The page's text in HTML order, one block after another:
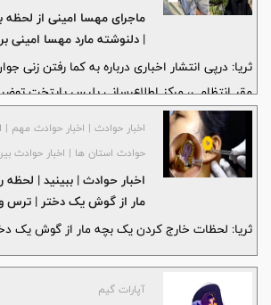
ماجرای مهسا امینی از لحظه
| دلنوشته مارد مهسا
چه گفت؟
ثریا: درپی انتشار اخباری درباره به کما رفتن زنی
مقر انتظامی، مرکز اطلاع‌رسانی پلیس پایتخت
خصوص ارائه کرد.
اخبار حوادث | اخبار حوادث مهم |
حوادث استان ها | اخبار حوادث
اخبار حوادث | ببینید |
مار از گوش یک دختر | ترس
گزیده شدن
ثریا: لحظات خارج کردن یک بچه مار از گوش یک
آپارات گیم